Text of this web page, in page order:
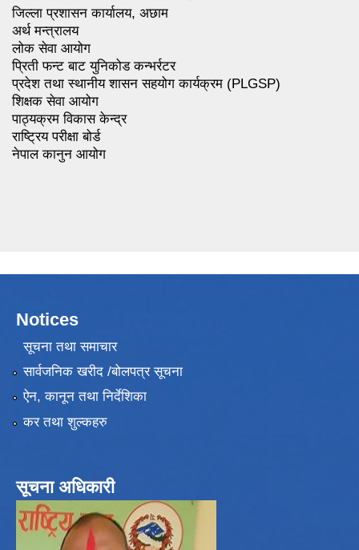
जिल्ला प्रशासन कार्यालय, अछाम
अर्थ मन्त्रालय
लोक सेवा आयोग
प्रिती फन्ट बाट युनिकोड कन्भर्रटर
प्रदेश तथा स्थानीय शासन सहयोग कार्यक्रम (PLGSP)
शिक्षक सेवा आयोग
पाठ्यक्रम विकास केन्द्र
राष्ट्रिय परीक्षा बोर्ड
नेपाल कानुन आयोग
Notices
सूचना तथा समाचार
सार्वजनिक खरीद /बोलपत्र सूचना
ऐन, कानून तथा निर्देशिका
कर तथा शुल्कहरु
सूचना अधिकारी